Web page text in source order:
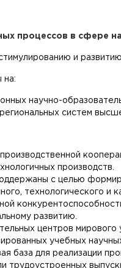
процессов в сфере
и
на:
научно-
систем
производств.
с целью
технологического и
развитию.
центров мирового
учебных
база для реализации
трудоустроенных